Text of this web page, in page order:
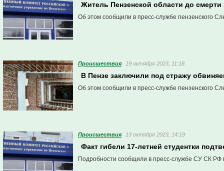
Житель Пензенской области до
Об этом сообщили в пресс-службе пензенского
Проиcшествия 19 октября 2023, 11:18
В Пензе заключили под стражу
Об этом сообщили в пресс-службе пензенского
Проиcшествия 13 октября 2023, 14:19
Факт гибели 17-летней студентки
Подробности сообщили в пресс-службе СУ СК РФ